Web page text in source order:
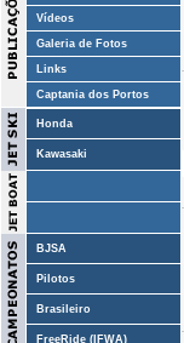
Vídeos
Galeria de Fotos
Links
Captania dos Portos
Honda
Kawasaki
BJSA
Pilotos
Brasileiro
FreeRide (IFWA)